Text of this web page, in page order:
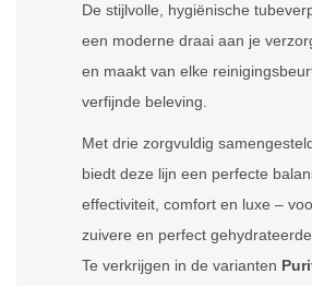
De stijlvolle, hygiënische
een moderne draai aan je
en maakt van elke
verfijnde beleving.
Met drie zorgvuldig
biedt deze lijn een perfecte
effectiviteit, comfort en luxe –
zuivere en perfect gehydrateerde
Te verkrijgen in de varianten